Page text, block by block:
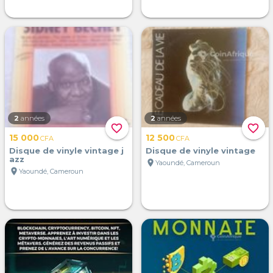
favorite_border
2 années
15 000CFA
Disque de vinyle vintage j
azz
location_on Yaoundé, Cameroun
favorite_border
2 années
12 500CFA
Disque de vinyle vintage
location_on Yaoundé, Cameroun